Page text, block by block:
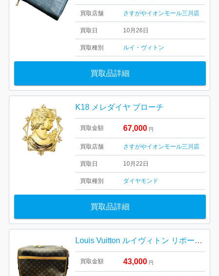
買取店舗 さすがやイオンモール三川店
買取日 10月26日
買取種別 ルイ・ヴィトン
買取品詳細
K18 メレダイヤ ブローチ
買取金額 67,000 円
買取店舗 さすがやイオンモール三川店
買取日 10月22日
買取種別 ダイヤモンド
買取品詳細
Louis Vuitton ルイヴィトン リポーターGM
買取金額 43,000 円